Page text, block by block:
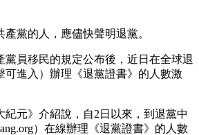
黨的人，應儘快聲明退黨。
黨員移民的規定公布後，近日在全球退
可進入）辦理《退黨證書》的人數激
紀元》介紹說，自2日以來，到退黨中
）在線辦理《退黨證書》的人數